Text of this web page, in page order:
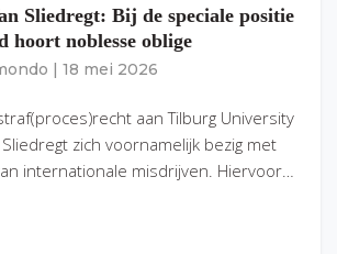
Sliedregt: Bij de speciale positie
hoort noblesse oblige
18 mei 2026
aan Tilburg University
zich voornamelijk bezig met
internationale misdrijven. Hiervoor…